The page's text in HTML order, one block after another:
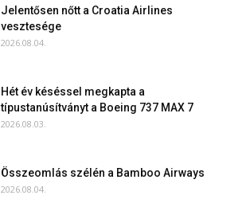
Jelentősen nőtt a Croatia Airlines
vesztesége
2026.08.04.
Hét év késéssel megkapta a
típustanúsítványt a Boeing 737 MAX 7
2026.08.03.
Összeomlás szélén a Bamboo Airways
2026.08.04.